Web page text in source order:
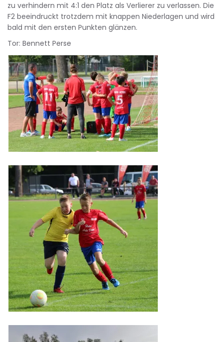
zu verhindern mit 4:1 den Platz als Verlierer zu verlassen. Die
F2 beeindruckt trotzdem mit knappen Niederlagen und wird
bald mit den ersten Punkten glänzen.
Tor: Bennett Perse